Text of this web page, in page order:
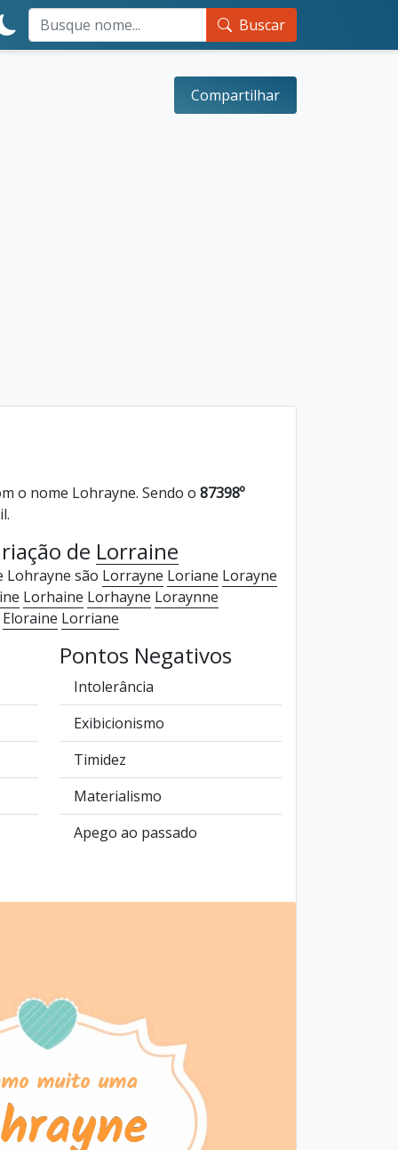
Buscar
Compartilhar
o nome Lohrayne. Sendo o 87398º
de Lorraine
Lohrayne são Lorrayne Loriane Lorayne
Lorhaine Lorhayne Loraynne
Eloraine Lorriane
Pontos Negativos
Intolerância
Exibicionismo
Timidez
Materialismo
Apego ao passado